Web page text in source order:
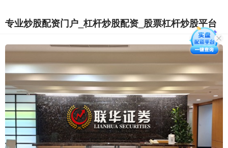
专业炒股配资门户_杠杆炒股配资_股票杠杆炒股平台